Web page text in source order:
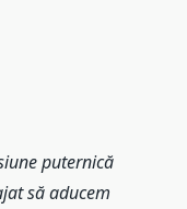
puternică
să aducem